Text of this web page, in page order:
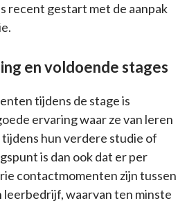
recent gestart met de aanpak
en voldoende stages
tijdens de stage is
ervaring waar ze van leren
hun verdere studie of
is dan ook dat er per
contactmomenten zijn tussen
leerbedrijf, waarvan ten minste